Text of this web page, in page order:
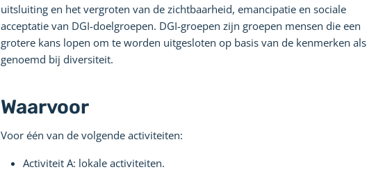
uitsluiting en het vergroten van de zichtbaarheid, emancipatie en sociale
acceptatie van DGI-doelgroepen. DGI-groepen zijn groepen mensen die een
grotere kans lopen om te worden uitgesloten op basis van de kenmerken als
genoemd bij diversiteit.
Waarvoor
Voor één van de volgende activiteiten:
Activiteit A: lokale activiteiten.